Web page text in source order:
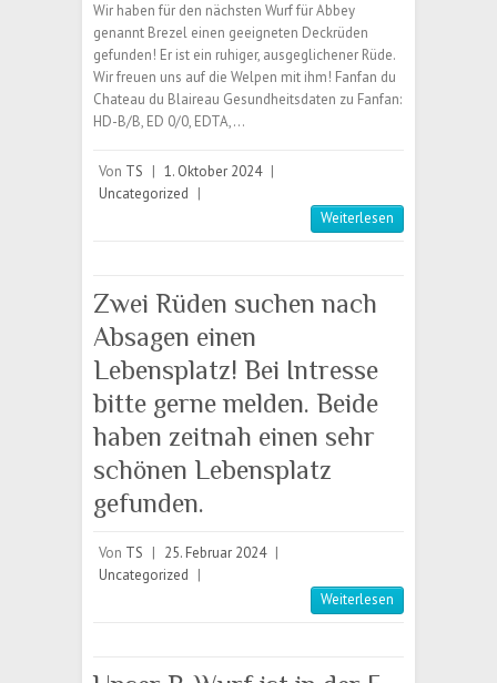
Wir haben für den nächsten Wurf für Abbey
genannt Brezel einen geeigneten Deckrüden
gefunden! Er ist ein ruhiger, ausgeglichener Rüde.
Wir freuen uns auf die Welpen mit ihm! Fanfan du
Chateau du Blaireau Gesundheitsdaten zu Fanfan:
HD-B/B, ED 0/0, EDTA,…
Von TS | 1. Oktober 2024 |
Uncategorized |
Weiterlesen
Zwei Rüden suchen nach
Absagen einen
Lebensplatz! Bei Intresse
bitte gerne melden. Beide
haben zeitnah einen sehr
schönen Lebensplatz
gefunden.
Von TS | 25. Februar 2024 |
Uncategorized |
Weiterlesen